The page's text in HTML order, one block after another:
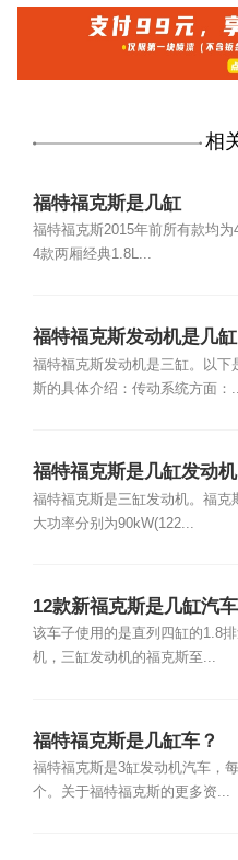
相
福特福克斯是几缸
福特福克斯2015年前所有款均为
4款两厢经典1.8L...
福特福克斯发动机是几缸
福特福克斯发动机是三缸。以下
斯的具体介绍：传动系统方面：...
福特福克斯是几缸发动机
福特福克斯是三缸发动机。福克
大功率分别为90kW(122...
12款新福克斯是几缸汽车
该车子使用的是直列四缸的1.8
机，三缸发动机的福克斯至...
福特福克斯是几缸车？
福特福克斯是3缸发动机汽车，
个。关于福特福克斯的更多资...